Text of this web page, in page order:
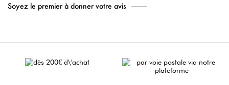
Soyez le premier à donner votre avis